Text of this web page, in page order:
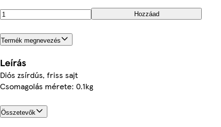
Hozzáad
Termék megnevezés
Leírás
Diós zsírdús, friss sajt
Csomagolás mérete: 0.1kg
Összetevők